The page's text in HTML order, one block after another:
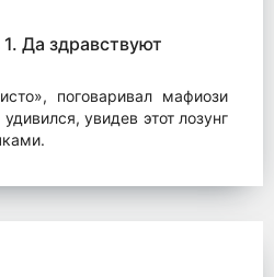
Да здравствуют
поговаривал мафиози
увидев этот лозунг